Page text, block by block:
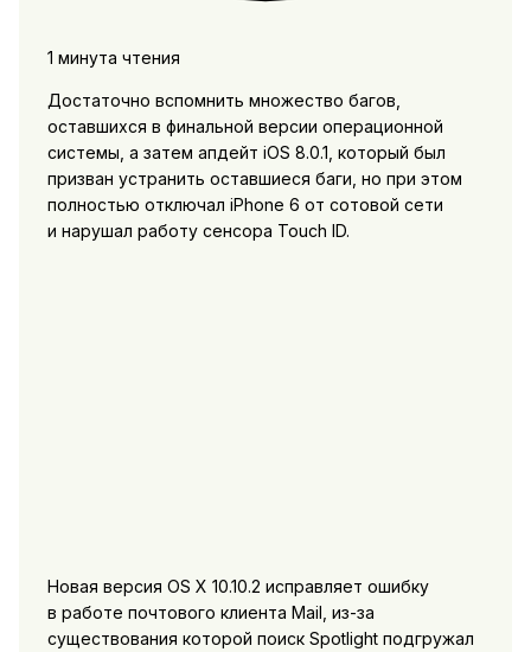
1 минута чтения
Достаточно вспомнить множество багов,
оставшихся в финальной версии операционной
системы, а затем апдейт iOS 8.0.1, который был
призван устранить оставшиеся баги, но при этом
полностью отключал iPhone 6 от сотовой сети
и нарушал работу сенсора Touch ID.
Новая версия OS X 10.10.2 исправляет ошибку
в работе почтового клиента Mail, из-за
существования которой поиск Spotlight подгружал